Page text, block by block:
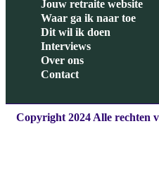
Jouw retraite website
Waar ga ik naar toe
Dit wil ik doen
Interviews
Over ons
Contact
Copyright 2024 Alle rechten